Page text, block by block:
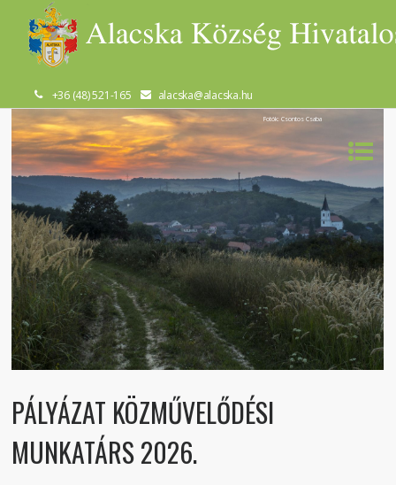
+36 (48) 521-165 alacska@alacska.hu
Fotók: Csontos Csaba
PÁLYÁZAT KÖZMŰVELŐDÉSI
MUNKATÁRS 2026.